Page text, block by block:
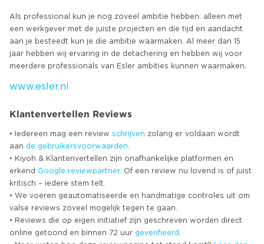
Als professional kun je nog zoveel ambitie hebben: alleen met
een werkgever met de juiste projecten en die tijd en aandacht
aan je besteedt kun je die ambitie waarmaken. Al meer dan 15
jaar hebben wij ervaring in de detachering en hebben wij voor
www.esler.nl
Klantenvertellen Reviews
• Iedereen mag een review schrijven zolang er voldaan wordt
aan de gebruikersvoorwaarden
• Kiyoh & Klantenvertellen zijn onafhankelijke platformen en
erkend Google reviewpartner. Of een review nu lovend is of juist
kritisch – iedere stem telt.
• We voeren geautomatiseerde en handmatige controles uit om
valse reviews zoveel mogelijk tegen te gaan.
• Reviews die op eigen initiatief zijn geschreven worden direct
online getoond en binnen 72 uur geverifieerd